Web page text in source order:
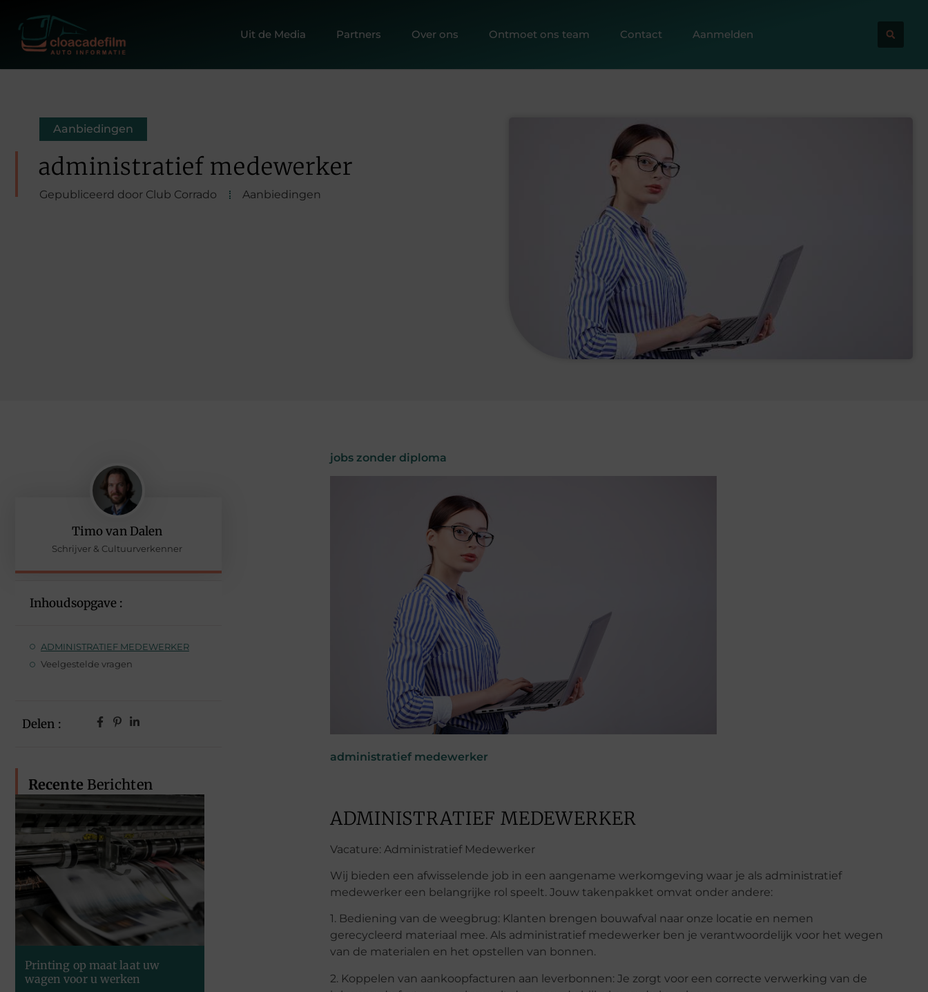
Uit de Media Partners Over ons Ontmoet ons team Contact Aanmelden
Aanbiedingen
administratief medewerker
Gepubliceerd door Club Corrado Aanbiedingen
Timo van Dalen
Schrijver & Cultuurverkenner
Inhoudsopgave :
ADMINISTRATIEF MEDEWERKER
Veelgestelde vragen
Delen :
Recente Berichten
Printing op maat laat uw
wagen voor u werken
jobs zonder diploma
administratief medewerker
ADMINISTRATIEF MEDEWERKER
Vacature: Administratief Medewerker
Wij bieden een afwisselende job in een aangename werkomgeving waar je als administratief
medewerker een belangrijke rol speelt. Jouw takenpakket omvat onder andere:
1. Bediening van de weegbrug: Klanten brengen bouwafval naar onze locatie en nemen
gerecycleerd materiaal mee. Als administratief medewerker ben je verantwoordelijk voor het wegen
van de materialen en het opstellen van bonnen.
2. Koppelen van aankoopfacturen aan leverbonnen: Je zorgt voor een correcte verwerking van de